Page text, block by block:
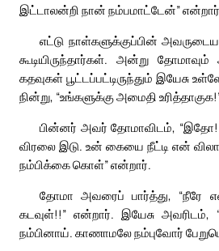
இட்டாலன்றி நான் நம்பமாட்டேன்”
எட்டு நாள்களுக்குப்பின்
கூடியிருந்தார்கள். அன்று
கதவுகள் பூட்டப்பட்டிருந்தும் இயேசு
நின்று, “உங்களுக்கு அமைதி
பின்னர் அவர் தோமாவிடம்,
விரலை இடு. உன் கையை நீட்டி என்
நம்பிக்கை கொள்” என்றார்.
தோமா அவரைப் பார்த்து,
கடவுள்!!” என்றார். இயேசு
நம்பினாய். காணாமலே நம்புவோர்